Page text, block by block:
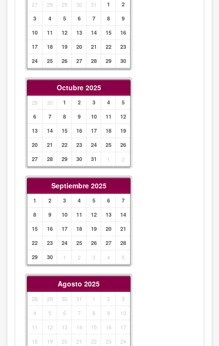
27 29 29 30 31 1
2
3
4 5 6 7 8
9
10
11 12 13 14 15
16
17
18 19 20 21 22
23
24
25 26 27 28 29 30
Octubre 2025
29 30 1 2 3 4
5
6
7 8 9 10 11
12
13
14 15 16 17 18
19
20
21 22 23 24 25
26
27
28 29 30 31 1 2
Septiembre 2025
1 2 3 4 5 6
7
8
9 10 11 12 13
14
15
16 17 18 19 20
21
22
23 24 25 26 27
28
29
30 1 2 3 4 5
Agosto 2025
28 29 30 31 1 2
3
4
5 6 7 8 9
10
11
12 13 14 15 16
17
18
19 20 21 22 23
24